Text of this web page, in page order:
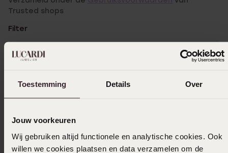
Toestemming Details Over
Jouw voorkeuren
Wij gebruiken altijd functionele en analytische cookies. Ook
willen we cookies plaatsen en data verzamelen om de
Trusted shops
Filter
Erg mooi zitten goed alleen de stekers zijn
iets lang waardoor ze snel in m’n hoofd